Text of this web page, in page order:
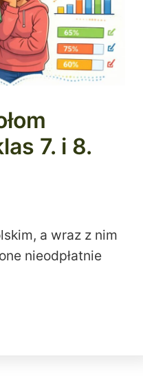
7. i 8.
a wraz z nim
nieodpłatnie